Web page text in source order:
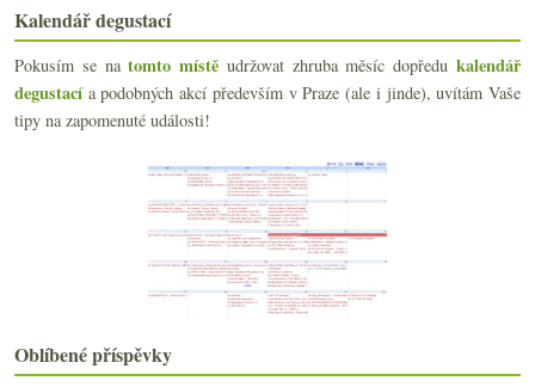
Parádní Savennières, fajn lehké bílé a solidní ita...
Staré moravské červené a český ryzlink
Ryzlink a Veltlín v podobě mírně netradiční
Pětkrát Vermentino
Toulky noční Boloňou
(23)
► března(22)
►února(20)
Kalendář degustací
Pokusím se natomto místě udržovat zhruba měsíc dopředukalendář
degustacía podobných akcí především v Praze (ale i jinde), uvítám Vaše
tipy na zapomenuté události!
Oblíbené příspěvky